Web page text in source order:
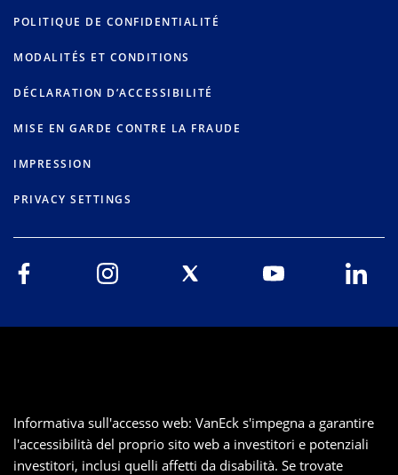
POLITIQUE DE CONFIDENTIALITÉ
MODALITÉS ET CONDITIONS
DÉCLARATION D’ACCESSIBILITÉ
MISE EN GARDE CONTRE LA FRAUDE
IMPRESSION
PRIVACY SETTINGS
Informativa sull'accesso web: VanEck s'impegna a garantire
l'accessibilità del proprio sito web a investitori e potenziali
investitori, inclusi quelli affetti da disabilità. Se trovate